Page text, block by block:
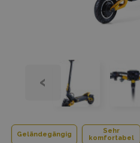
‹
Geländegängig
Sehr
komfortabel